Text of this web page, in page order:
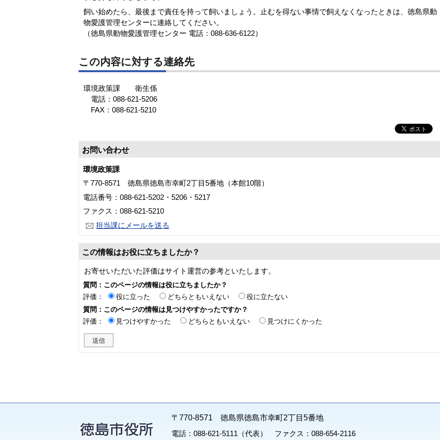
飼い始めたら、最後まで責任を持って飼いましょう。止むを得ない事情で飼えなくなったときは、徳島県動
物愛護管理センターに連絡してください。
（徳島県動物愛護管理センター 電話：088-636-6122）
この内容に対する連絡先
環境政策課 衛生係
電話：088-621-5206
FAX：088-621-5210
お問い合わせ
環境政策課
〒770-8571 徳島県徳島市幸町2丁目5番地（本館10階）
電話番号：088-621-5202・5206・5217
ファクス：088-621-5210
担当課にメールを送る
この情報はお役に立ちましたか？
お寄せいただいた評価はサイト運営の参考といたします。
質問：このページの情報は役に立ちましたか？
評価：
役に立った どちらともいえない
役に立たない
質問：このページの情報は見つけやすかったですか？
評価：
見つけやすかった どちらともいえない 見つけにくかった
〒770-8571 徳島県徳島市幸町2丁目5番地
電話：088-621-5111（代表） ファクス：088-654-2116